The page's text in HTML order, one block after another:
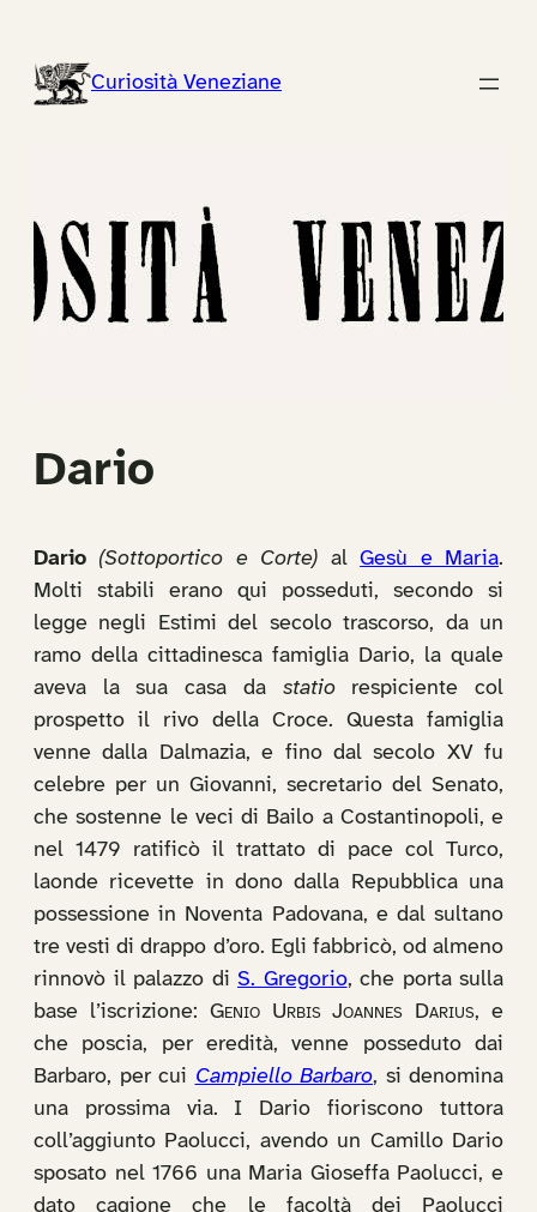
contenutoCuriosità Veneziane
Dario
Dario (Sottoportico e Corte) alGesù e Maria.
Molti stabili erano qui posseduti, secondo si
legge negli Estimi del secolo trascorso, da un
ramo della cittadinesca famiglia Dario, la quale
aveva la sua casa da statiorespiciente col
prospetto il rivo della Croce. Questa famiglia
venne dalla Dalmazia, e fino dal secolo XV fu
celebre per un Giovanni, secretario del Senato,
che sostenne le veci di Bailo a Costantinopoli, e
nel 1479 ratificò il trattato di pace col Turco,
laonde ricevette in dono dalla Repubblica una
possessione in Noventa Padovana, e dal sultano
tre vesti di drappo d’oro. Egli fabbricò, od almeno
rinnovò il palazzo di S. Gregorio, che porta sulla
base l’iscrizione: Genio Urbis Joannes Darius, e
che poscia, per eredità, venne posseduto dai
Barbaro, per cui Campiello Barbaro, si denomina
una prossima via. I Dario fioriscono tuttora
coll’aggiunto Paolucci, avendo un Camillo Dario
sposato nel 1766 una Maria Gioseffa Paolucci, e
dato cagione che le facoltà dei Paolucci